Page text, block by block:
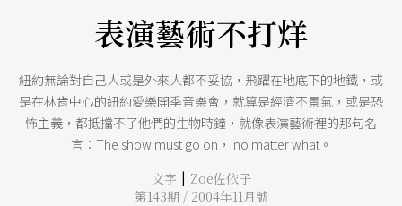
表演藝術不打烊
紐約無論對自己人或是外來人都不妥協，飛躍在地底下的地鐵，或
是在林肯中心的紐約愛樂開季音樂會，就算是經濟不景氣，或是恐
怖主義，都抵擋不了他們的生物時鐘，就像表演藝術裡的那句名
言：The show must go on， no matter what。
文字 | Zoe佐依子
第143期 / 2004年11月號